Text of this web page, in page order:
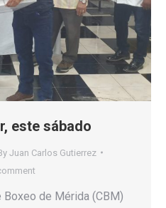
este sábado
Juan Carlos Gutierrez
de Mérida (CBM)